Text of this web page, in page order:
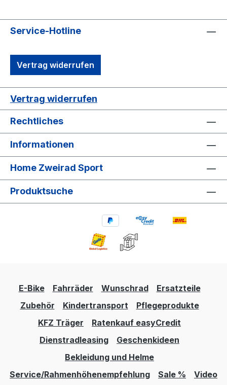
Service-Hotline
Vertrag widerrufen
Vertrag widerrufen
Rechtliches
Informationen
Home Zweirad Sport
Produktsuche
E-Bike Fahrräder Wunschrad
Ersatzteile
Zubehör
Kindertransport
Pflegeprodukte
KFZ Träger
Ratenkauf easyCredit
Dienstradleasing
Geschenkideen
Bekleidung und Helme
Service/Rahmenhöhenempfehlung
Sale % Video